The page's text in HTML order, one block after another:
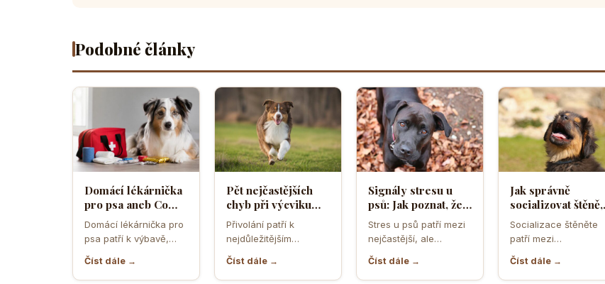
Podobné články
Domácí lékárnička
pro psa aneb Co
musíte mít po ruce
pro případ nouze
Domácí lékárnička pro
psa patří k výbavě,
rozhodující chvíli
ušetřit čas,…
Číst dále →
Pět nejčastějších
chyb při výcviku
přivolání které dělá
většina pejskařů
Přivolání patří k
nejdůležitějším
protože rozhoduje o
bezpečí, pohodě i o
Číst dále →
Signály stresu u
psů: Jak poznat, že
se váš čtyřnohý
přítel necítí
komfortně
Stres u psů patří mezi
nejčastější, ale
nejpodceňovanější
problémy každodenní
Číst dále →
Jak správně
socializovat štěně,
aby z něj vyrostl
sebevědomý a
klidný pes
Socializace štěněte
patří mezi
prvních měsíců života.
Právě v tomto období
Číst dále →